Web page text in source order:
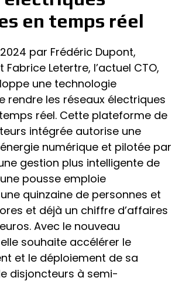
en temps réel
par Frédéric Dupont,
Fabrice Letertre, l’actuel CTO,
une technologie
rendre les réseaux électriques
réel. Cette plateforme de
intégrée autorise une
numérique et pilotée par
gestion plus intelligente de
pousse emploie
quinzaine de personnes et
et déjà un chiffre d’affaires
Avec le nouveau
souhaite accélérer le
et le déploiement de sa
disjoncteurs à semi-